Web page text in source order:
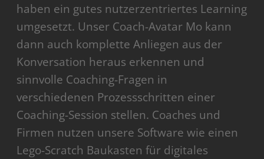
haben ein gutes nutzerzentriertes Learning
umgesetzt. Unser Coach-Avatar Mo kann
dann auch komplette Anliegen aus der
Konversation heraus erkennen und
sinnvolle Coaching-Fragen in
verschiedenen Prozessschritten einer
Coaching-Session stellen. Coaches und
Firmen nutzen unsere Software wie einen
Lego-Scratch Baukasten für digitales